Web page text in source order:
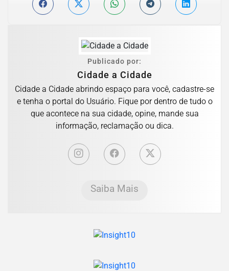
Publicado por:
Cidade a Cidade
Cidade a Cidade abrindo espaço para você, cadastre-se
e tenha o portal do Usuário. Fique por dentro de tudo o
que acontece na sua cidade, opine, mande sua
informação, reclamação ou dica.
Saiba Mais